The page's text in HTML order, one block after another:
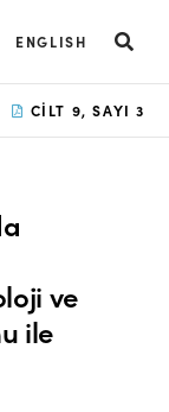
ENGLISH
CILT 9, SAYI 3
ve
ile